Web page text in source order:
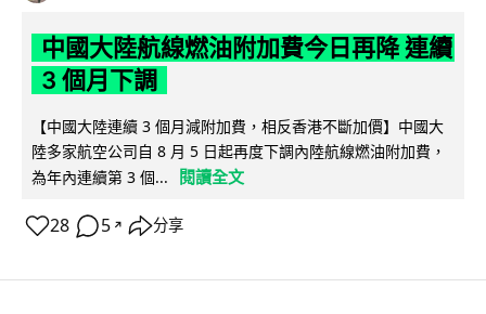
中國大陸航線燃油附加費今日再降 連續
3 個月下調
【中國大陸連續 3 個月減附加費，相反香港不斷加價】中國大
陸多家航空公司自 8 月 5 日起再度下調內陸航線燃油附加費，
為年內連續第 3 個...
閱讀全文
28 5 ↗ 分享